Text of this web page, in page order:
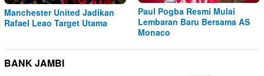
Manchester United Jadikan
Rafael Leao Target Utama
Paul Pogba Resmi Mulai
Lembaran Baru Bersama AS
Monaco
BANK JAMBI